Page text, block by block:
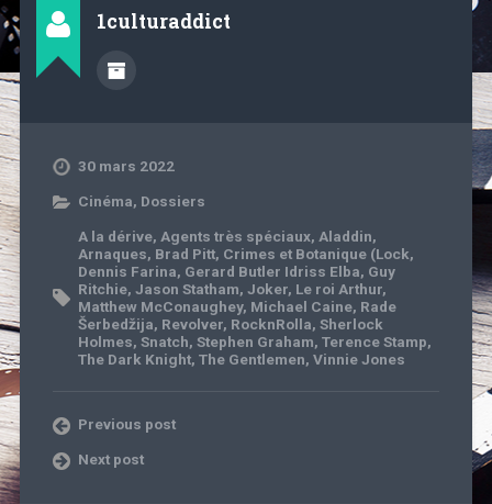
1culturaddict
30 mars 2022
Cinéma, Dossiers
A la dérive, Agents très spéciaux, Aladdin,
Arnaques, Brad Pitt, Crimes et Botanique (Lock,
Dennis Farina, Gerard Butler Idriss Elba, Guy
Ritchie, Jason Statham, Joker, Le roi Arthur,
Matthew McConaughey, Michael Caine, Rade
Šerbedžija, Revolver, RocknRolla, Sherlock
Holmes, Snatch, Stephen Graham, Terence Stamp,
The Dark Knight, The Gentlemen, Vinnie Jones
Previous post
Next post